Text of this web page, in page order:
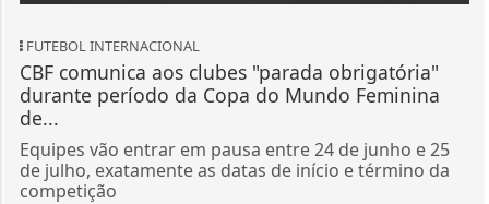
FUTEBOL INTERNACIONAL
CBF comunica aos clubes "parada obrigatória"
durante período da Copa do Mundo Feminina
de...
Equipes vão entrar em pausa entre 24 de junho e 25
de julho, exatamente as datas de início e término da
competição